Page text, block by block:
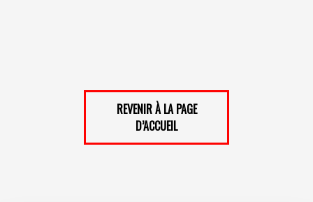
REVENIR À LA PAGE
D’ACCUEIL